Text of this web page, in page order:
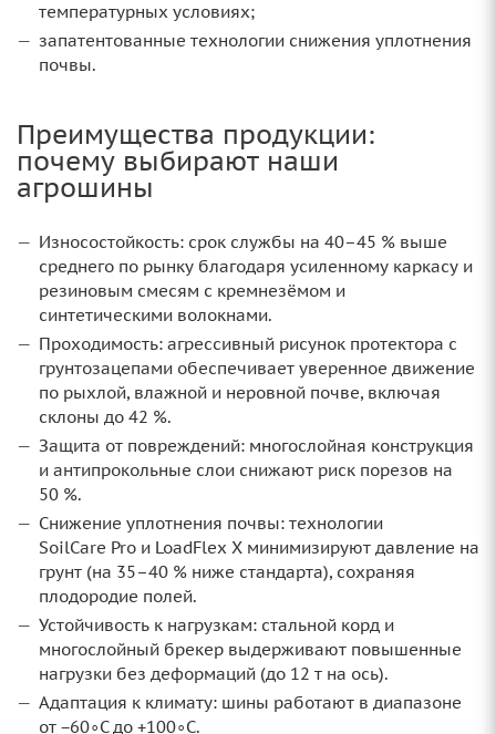
температурных условиях;
запатентованные технологии снижения уплотнения
почвы.
Преимущества продукции:
почему выбирают наши
агрошины
Износостойкость: срок службы на 40–45 % выше
среднего по рынку благодаря усиленному каркасу и
резиновым смесям с кремнезёмом и
синтетическими волокнами.
Проходимость: агрессивный рисунок протектора с
грунтозацепами обеспечивает уверенное движение
по рыхлой, влажной и неровной почве, включая
склоны до 42 %.
Защита от повреждений: многослойная конструкция
и антипрокольные слои снижают риск порезов на
50 %.
Снижение уплотнения почвы: технологии
SoilCare Pro и LoadFlex X минимизируют давление на
грунт (на 35–40 % ниже стандарта), сохраняя
плодородие полей.
Устойчивость к нагрузкам: стальной корд и
многослойный брекер выдерживают повышенные
нагрузки без деформаций (до 12 т на ось).
Адаптация к климату: шины работают в диапазоне
от −60∘C до +100∘C.